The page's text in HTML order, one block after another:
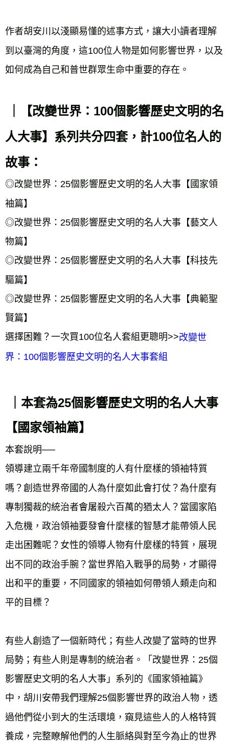
作者胡安川以淺顯易懂的述事方式，讓大小讀者理解
到以臺灣的角度，這100位人物是如何影響世界，以及
如何成為自己和普世群眾生命中重要的存在。
｜【改變世界：100個影響歷史文明的名
人大事】系列共分四套，計100位名人的
故事：
◎改變世界：25個影響歷史文明的名人大事【國家領
袖篇】
◎改變世界：25個影響歷史文明的名人大事【藝文人
物篇】
◎改變世界：25個影響歷史文明的名人大事【科技先
驅篇】
◎改變世界：25個影響歷史文明的名人大事【典範聖
賢篇】
選擇困難？一次買100位名人套組更聰明>>改變世
界：100個影響歷史文明的名人大事套組
｜本套為25個影響歷史文明的名人大事
【國家領袖篇】
本套說明──
領導建立兩千年帝國制度的人有什麼樣的領袖特質
嗎？創造世界帝國的人為什麼如此會打仗？為什麼有
專制獨裁的統治者會屠殺六百萬的猶太人？當國家陷
入危機，政治領袖要發會什麼樣的智慧才能帶領人民
走出困難呢？女性的領導人物有什麼樣的特質，展現
出不同的政治手腕？當世界陷入戰爭的局勢，才顯得
出和平的重要，不同國家的領袖如何帶領人類走向和
平的目標？
有些人創造了一個新時代；有些人改變了當時的世界
局勢；有些人則是專制的統治者。「改變世界：25個
影響歷史文明的名人大事」系列的《國家領袖篇》
中，胡川安帶我們理解25個影響世界的政治人物，透
過他們從小到大的生活環境，窺見這些人的人格特質
養成，完整瞭解他們的人生脈絡與對至今為止的世界